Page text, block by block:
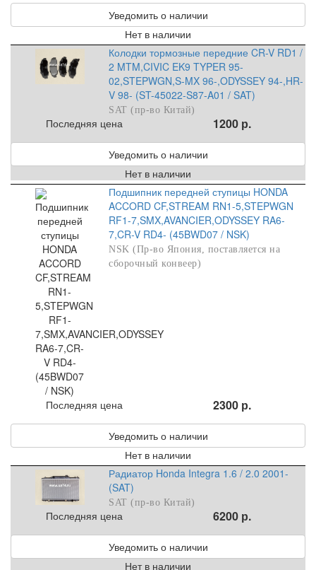
Уведомить о наличии
Нет в наличии
Колодки тормозные передние CR-V RD1 /
2 MTM,CIVIC EK9 TYPER 95-
02,STEPWGN,S-MX 96-,ODYSSEY 94-,HR-
V 98- (ST-45022-S87-A01 / SAT)
SAT (пр-во Китай)
Последняя цена 1200 р.
Уведомить о наличии
Нет в наличии
Подшипник передней ступицы HONDA
ACCORD CF,STREAM RN1-5,STEPWGN
RF1-7,SMX,AVANCIER,ODYSSEY RA6-
7,CR-V RD4- (45BWD07 / NSK)
NSK (Пр-во Япония, поставляется на
сборочный конвеер)
Последняя цена 2300 р.
Уведомить о наличии
Нет в наличии
Радиатор Honda Integra 1.6 / 2.0 2001-
(SAT)
SAT (пр-во Китай)
Последняя цена 6200 р.
Уведомить о наличии
Нет в наличии